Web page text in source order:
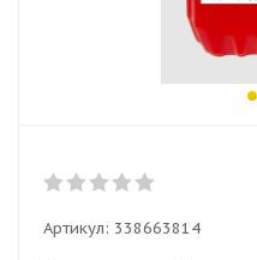
Артикул: 338663814